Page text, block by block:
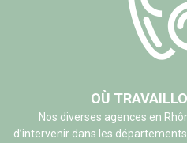
OÙ
Nos diverses agences en
d’intervenir dans les